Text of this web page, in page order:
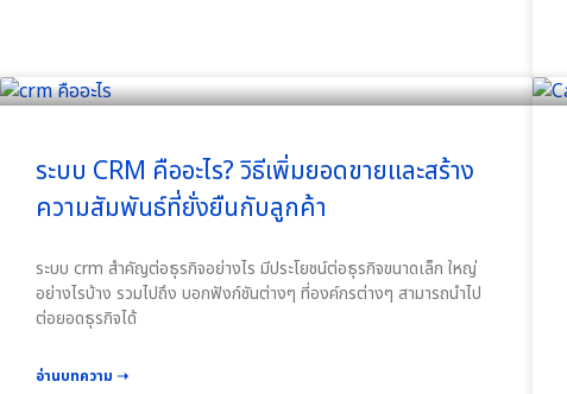
ระบบ CRM คืออะไร? วิธีเพิ่มยอดขายและสร้าง
ความสัมพันธ์ที่ยั่งยืนกับลูกค้า
ระบบ crm สำคัญต่อธุรกิจอย่างไร มีประโยชน์ต่อธุรกิจขนาดเล็ก ใหญ่
อย่างไรบ้าง รวมไปถึง บอกฟังก์ชันต่างๆ ที่องค์กรต่างๆ สามารถนำไป
ต่อยอดธุรกิจได้
อ่านบทความ ➝